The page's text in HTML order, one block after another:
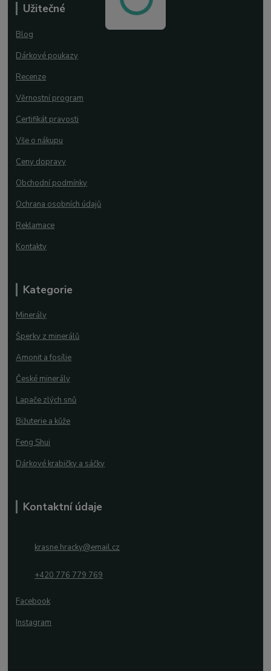
Užitečné
Blog
Dárkové poukazy
Recenze
Věrnostní program
Certifikát pravosti
Vše o nákupu
Ceny dopravy
Obchodní podmínky
Ochrana osobních údajů
Reklamace
Kontakty
Kategorie
Minerály
Šperky z minerálů
Amonit a fosílie
České minerály
Lapače zlých snů
Bižuterie a kůže
Feng Shui
Dárkové krabičky a sáčky
Kontaktní údaje
krasne.hracky@email.cz
+420 776 779 769
Facebook
Instagram